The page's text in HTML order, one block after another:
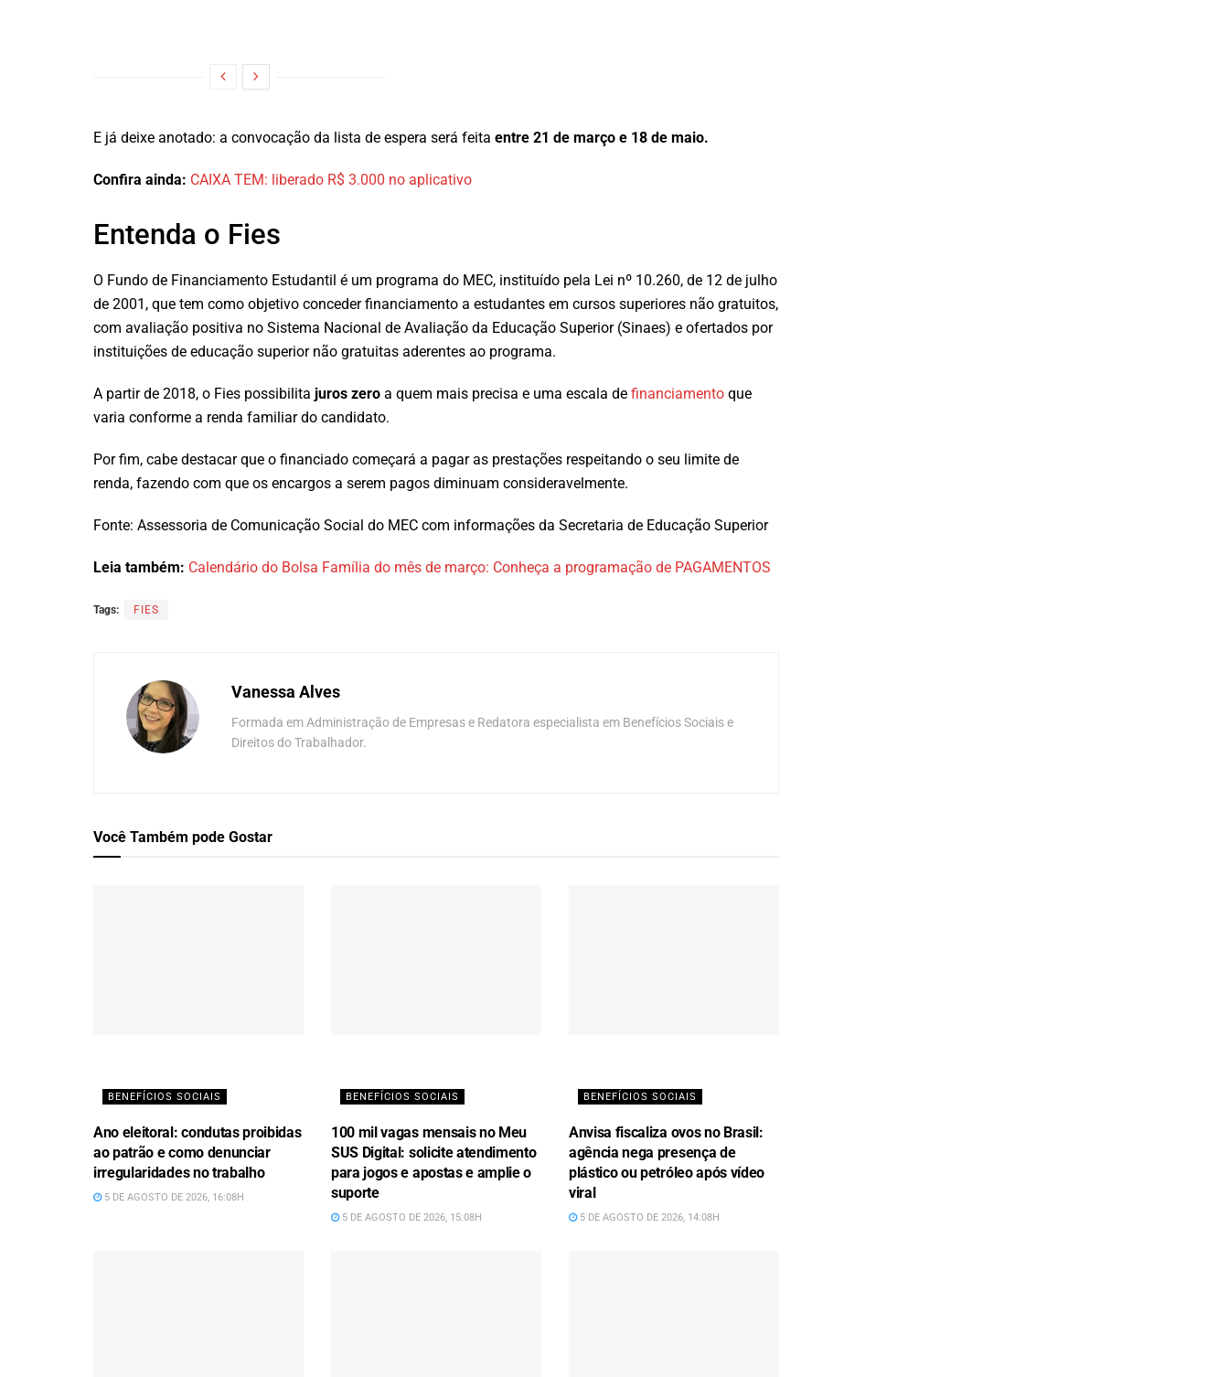
E já deixe anotado: a convocação da lista de espera será feita entre 21 de março e 18 de maio.
Confira ainda: CAIXA TEM: liberado R$ 3.000 no aplicativo
Entenda o Fies
O Fundo de Financiamento Estudantil é um programa do MEC, instituído pela Lei nº 10.260, de 12 de julho
de 2001, que tem como objetivo conceder financiamento a estudantes em cursos superiores não gratuitos,
com avaliação positiva no Sistema Nacional de Avaliação da Educação Superior (Sinaes) e ofertados por
instituições de educação superior não gratuitas aderentes ao programa.
A partir de 2018, o Fies possibilita juros zero a quem mais precisa e uma escala de financiamento que
varia conforme a renda familiar do candidato.
Por fim, cabe destacar que o financiado começará a pagar as prestações respeitando o seu limite de
renda, fazendo com que os encargos a serem pagos diminuam consideravelmente.
Fonte: Assessoria de Comunicação Social do MEC com informações da Secretaria de Educação Superior
Leia também: Calendário do Bolsa Família do mês de março: Conheça a programação de PAGAMENTOS
Tags: FIES
Vanessa Alves
Formada em Administração de Empresas e Redatora especialista em Benefícios Sociais e
Direitos do Trabalhador.
Você Também pode Gostar
BENEFÍCIOS SOCIAIS
Ano eleitoral: condutas proibidas
ao patrão e como denunciar
irregularidades no trabalho
5 DE AGOSTO DE 2026, 16:08H
BENEFÍCIOS SOCIAIS
100 mil vagas mensais no Meu
SUS Digital: solicite atendimento
para jogos e apostas e amplie o
suporte
5 DE AGOSTO DE 2026, 15:08H
BENEFÍCIOS SOCIAIS
Anvisa fiscaliza ovos no Brasil:
agência nega presença de
plástico ou petróleo após vídeo
viral
5 DE AGOSTO DE 2026, 14:08H